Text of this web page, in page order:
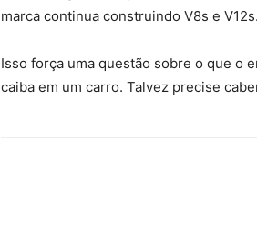
marca continua construindo V8s e V12s.
Isso força uma questão sobre o que o
caiba em um carro. Talvez precise